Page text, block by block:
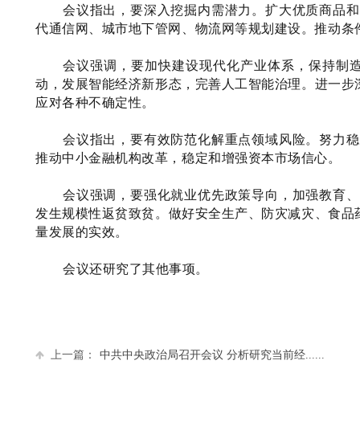
会议指出，要深入挖掘内需潜力。扩大优质商品
代通信网、城市地下管网、物流网等规划建设。推动
会议强调，要加快建设现代化产业体系，保持制
动，发展智能经济新形态，完善人工智能治理。进一
应对各种不确定性。
会议指出，要有效防范化解重点领域风险。努力
推动中小金融机构改革，稳定和增强资本市场信心。
会议强调，要强化就业优先政策导向，加强教育
发生规模性返贫致贫。做好安全生产、防灾减灾、食
量发展的实效。
会议还研究了其他事项。
上一篇： 中共中央政治局召开会议 分析研究当前经......